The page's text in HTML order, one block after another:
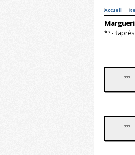
Accueil
*? -
???
???